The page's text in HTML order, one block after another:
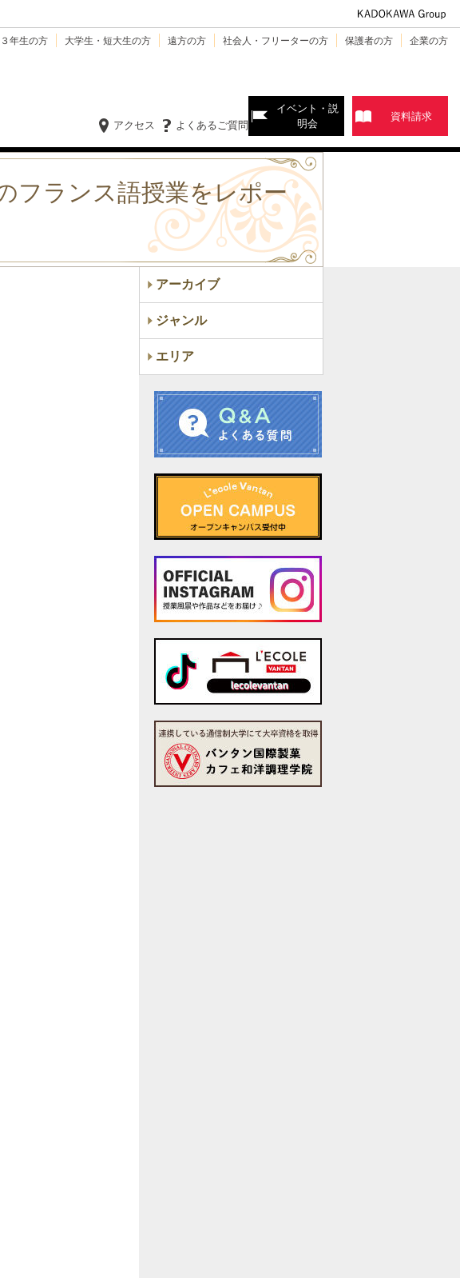
年生の方 大学生・短大生の方 遠方の方 社会人・フリーターの方 保護者の方 企業の方
よくあるご質問
アクセス
イベント・説
明会
資料請求
フランス語授業をレポー
アーカイブ
ジャンル
エリア